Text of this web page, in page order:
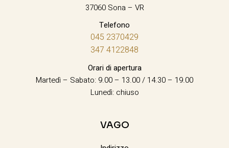
37060 Sona – VR
Telefono
045 2370429
347 4122848
Orari di apertura
Martedì – Sabato: 9.00 – 13.00 / 14.30 – 19.00
Lunedì: chiuso
VAGO